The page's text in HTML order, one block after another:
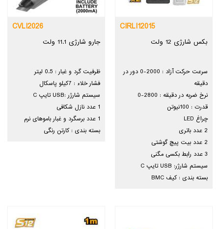
CIRLI12015
بکس شارژی 12 ولت
سرعت حرکت آزاد : 2000-0 دور در
دقیقه
نرخ ضربه در دقیقه : 2800-0
قدرت : 100نیوتن
چراغ LED
2 عدد باتری
2 عدد بیت پیچ گوشتی
3 عدد رابط بکسی مگنی
سیستم شارژر: USB تایپ C
بسته بندی : کیف BMC
CVLI2026
جارو شارژی 11.1 ولت
ظرفیت گرد و غبار : 0.5 لیتر
فشار خلاء : 7کیلو پاسکال
سیستم شارژر :USB تایپ C
1 عدد نازل شکافی
1 عدد برسگرد و غبار باموهای نرم
بسته بندی : کارتن رنگی